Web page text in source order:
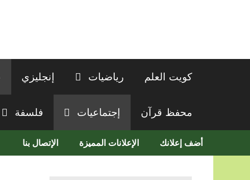
كويت العلم رياضيات إنجليزي
محفظ قرآن إجتماعيات فلسفة
أضف إعلانك الإعلانات المميزة الإتصال بنا